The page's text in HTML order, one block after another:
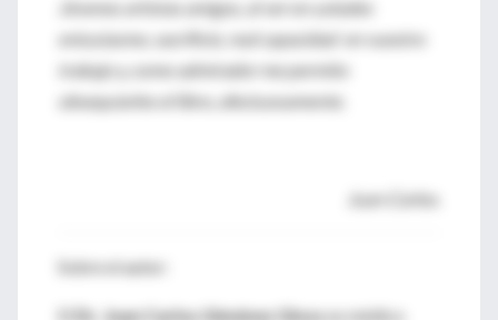
Jóvenes artistas amigos, al ver en ustedes
entusiasmo, sacrificio, real capacidad en vuestro
trabajo y, como admirador me permito
obsequiarles el libro, afectuosamente.
Juan Carlos.
Sobre el autor:
Dr. Juan Carlos Giménez Glosses médico